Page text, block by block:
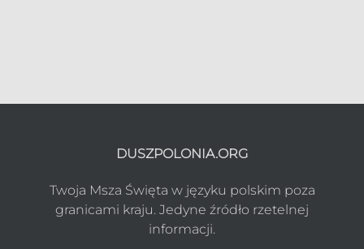
DUSZPOLONIA.ORG
Twoja Msza Święta w języku polskim poza
granicami kraju. Jedyne źródło rzetelnej
informacji.